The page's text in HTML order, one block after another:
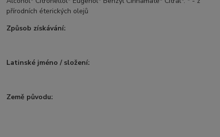
přírodních éterických olejů
Způsob získávání:
Latinské jméno / složení:
Země původu: